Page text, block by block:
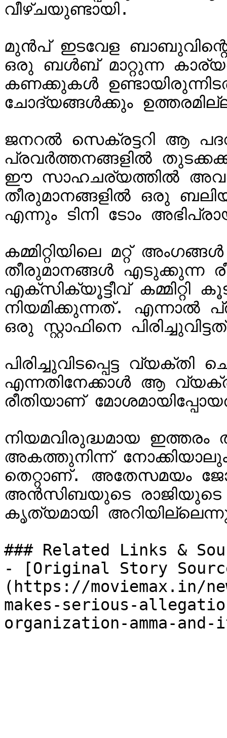
വീഴ്ചയുണ്ടായി.
മുൻപ് ഇടവേള ബാബുവിന്റെ
ഒരു ബൾബ് മാറ്റുന്ന
കണക്കുകൾ
ചോദ്യങ്ങൾക്കും
ജനറൽ സെക്രട്ടറി ആ
പ്രവർത്തനങ്ങളിൽ
ഈ സാഹചര്യത്തിൽ
തീരുമാനങ്ങളിൽ ഒരു
എന്നും ടിനി ടോം
കമ്മിറ്റിയിലെ മറ്റ്
തീരുമാനങ്ങൾ എടുക്കുന്ന
എക്‌സിക്യൂട്ടീവ് കമ്മിറ്റി കൂടിയാണ് ഒരു സ്റ്റാഫിനെ
നിയമിക്കുന്നത്. എന്നാൽ
ഒരു സ്റ്റാഫിനെ
പിരിച്ചുവിടപ്പെട്ട
എന്നതിനേക്കാൾ ആ
രീതിയാണ്
നിയമവിരുദ്ധമായ
അകത്തുനിന്ന്
തെറ്റാണ്. അതേസമയം
അൻസിബയുടെ രാജിയുടെ
കൃത്യമായി
### Related Links &
- [Original Story
(https://moviemax.in/
makes-serious-
organization-amma-